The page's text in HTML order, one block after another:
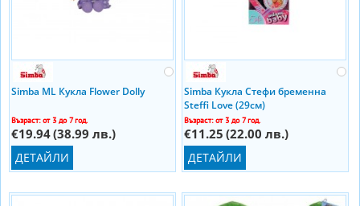
Simba ML Кукла Flower Dolly
Възраст: от 3 до 7 год.
€19.94(38.99 лв.)
ДЕТАЙЛИ
Simba Кукла Стефи бременна
Steffi Love (29см)
Възраст: от 3 до 7 год.
€11.25 (22.00 лв.)
ДЕТАЙЛИ